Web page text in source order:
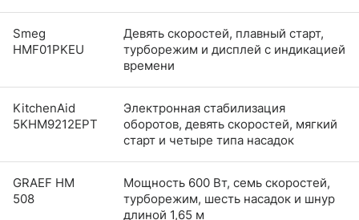
Smeg
HMF01PKEU
Девять скоростей, плавный старт,
турборежим и дисплей с индикацией
времени
KitchenAid
5KHM9212EPT
Электронная стабилизация
оборотов, девять скоростей, мягкий
старт и четыре типа насадок
GRAEF HM
508
Мощность 600 Вт, семь скоростей,
турборежим, шесть насадок и шнур
длиной 1,65 м